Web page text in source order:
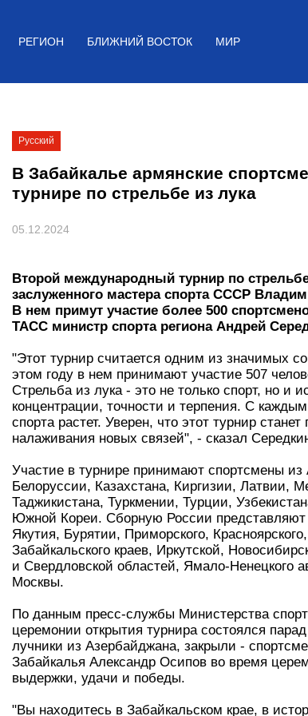
АРМЕНИЯ РЕГИОН БЛИЖНИЙ ВОСТОК
Русский
В Забайкалье армянские
турнире по стрельбе из лука
05.12.2024
Второй международный турнир по
заслуженного мастера спорта СССР
в Чите. В нем примут участие более
мира, сообщил ТАСС министр спорта
"Этот турнир считается одним из
региона. В этом году в нем принимают
стран мира и России. Стрельба из лука -
искусство, требующее высокой
С каждым годом интерес к этому виду
турнир станет площадкой для обмена
Участие в турнире принимают
Армении, Белоруссии, Казахстана,
Сербии, Судана, Таджикистана,
Швейцарии, Шри-Ланки и Южной Кореи.
представляют лучники из республик
Приморского, Красноярского,
краев, Иркутской, Новосибирской,
также Москвы.
По данным пресс-службы Министерства
края, в ходе церемонии открытия
спортсменов. Его открыли лучники из
во время церемонии пожелал всем